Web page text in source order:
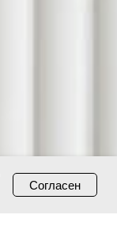
Согласен